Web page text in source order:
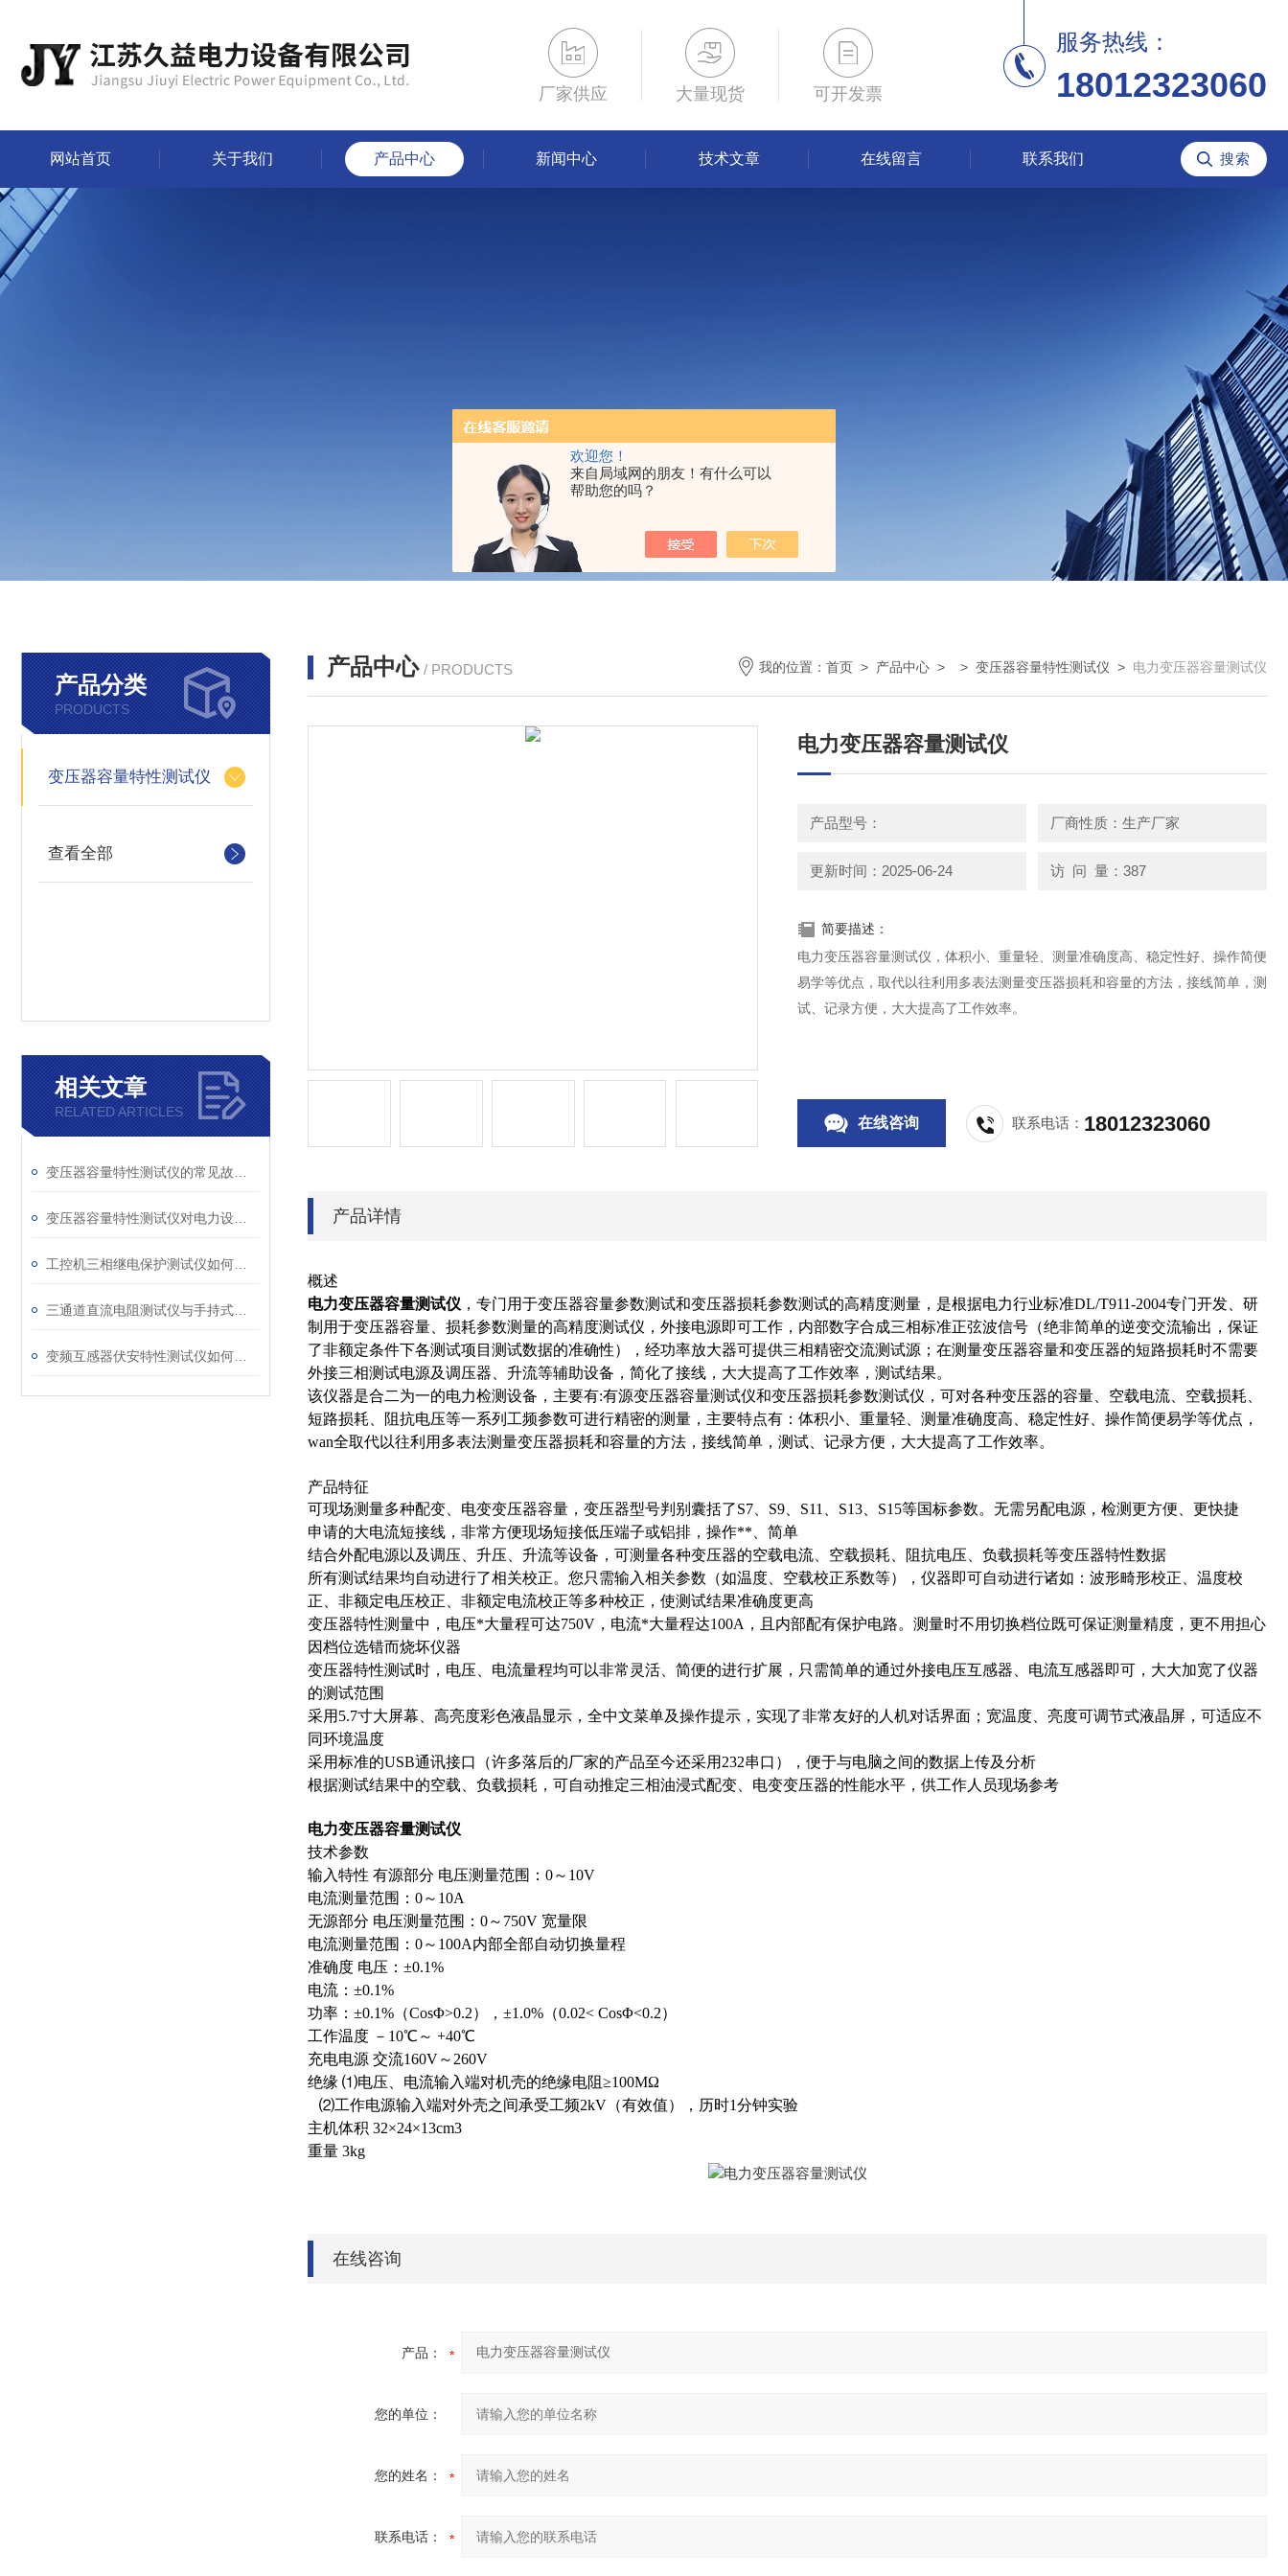
欢迎您！
来自局域网的朋友！有什么可以
帮助您的吗？
厂家供应 大量现货 可开发票
服务热线：
18012323060
网站首页 关于我们 产品中心 新闻中心 技术文章 在线留言 联系我们
产品分类
PRODUCTS
变压器容量特性测试仪
查看全部
相关文章
RELATED ARTICLES
产品中心 / PRODUCTS 我的位置： 首页 > 产品中心 > > 变压器容量特性测试仪 > 电力变压器容量测试仪
电力变压器容量测试仪
产品型号： 厂商性质：生产厂家
更新时间：2025-06-24 访 问 量：387
简要描述：
电力变压器容量测试仪，体积小、重量轻、测量准确度高、稳定性好、操作简便
易学等优点，取代以往利用多表法测量变压器损耗和容量的方法，接线简单，测
试、记录方便，大大提高了工作效率。
在线咨询 联系电话： 18012323060
产品详情
概述
电力变压器容量测试仪 ，专门用于变压器容量参数测试和变压器损耗参数测试的高精度测量，是根据电力行业标准DL/T911-2004专门开发、研
制用于变压器容量、损耗参数测量的高精度测试仪，外接电源即可工作，内部数字合成三相标准正弦波信号（绝非简单的逆变交流输出，保证
了非额定条件下各测试项目测试数据的准确性），经功率放大器可提供三相精密交流测试源；在测量变压器容量和变压器的短路损耗时不需要
外接三相测试电源及调压器、升流等辅助设备，简化了接线，大大提高了工作效率，测试结果。
该仪器是合二为一的电力检测设备，主要有:有源变压器容量测试仪和变压器损耗参数测试仪，可对各种变压器的容量、空载电流、空载损耗、
短路损耗、阻抗电压等一系列工频参数可进行精密的测量，主要特点有：体积小、重量轻、测量准确度高、稳定性好、操作简便易学等优点，
wan全取代以往利用多表法测量变压器损耗和容量的方法，接线简单，测试、记录方便，大大提高了工作效率。
产品特征
可现场测量多种配变、电变变压器容量，变压器型号判别囊括了S7、S9、S11、S13、S15等国标参数。无需另配电源，检测更方便、更快捷
申请的大电流短接线，非常方便现场短接低压端子或铝排，操作**、简单
结合外配电源以及调压、升压、升流等设备，可测量各种变压器的空载电流、空载损耗、阻抗电压、负载损耗等变压器特性数据
所有测试结果均自动进行了相关校正。您只需输入相关参数（如温度、空载校正系数等），仪器即可自动进行诸如：波形畸形校正、温度校
正、非额定电压校正、非额定电流校正等多种校正，使测试结果准确度更高
变压器特性测量中，电压*大量程可达750V，电流*大量程达100A，且内部配有保护电路。测量时不用切换档位既可保证测量精度，更不用担心
因档位选错而烧坏仪器
变压器特性测试时，电压、电流量程均可以非常灵活、简便的进行扩展，只需简单的通过外接电压互感器、电流互感器即可，大大加宽了仪器
的测试范围
采用5.7寸大屏幕、高亮度彩色液晶显示，全中文菜单及操作提示，实现了非常友好的人机对话界面；宽温度、亮度可调节式液晶屏，可适应不
同环境温度
采用标准的USB通讯接口（许多落后的厂家的产品至今还采用232串口），便于与电脑之间的数据上传及分析
根据测试结果中的空载、负载损耗，可自动推定三相油浸式配变、电变变压器的性能水平，供工作人员现场参考
电力变压器容量测试仪
技术参数
输入特性 有源部分 电压测量范围：0～10V
电流测量范围：0～10A
无源部分 电压测量范围：0～750V 宽量限
电流测量范围：0～100A内部全部自动切换量程
准确度 电压：±0.1%
电流：±0.1%
功率：±0.1%（CosΦ>0.2），±1.0%（0.02< CosΦ<0.2）
工作温度 －10℃～ +40℃
充电电源 交流160V～260V
绝缘 ⑴电压、电流输入端对机壳的绝缘电阻≥100MΩ
⑵工作电源输入端对外壳之间承受工频2kV（有效值），历时1分钟实验
主机体积 32×24×13cm3
重量 3kg
在线咨询
产品：
您的单位：
您的姓名：
联系电话：